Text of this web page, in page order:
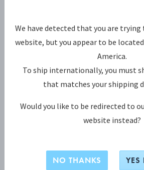
MOONLIGHT GRAPES
We have detected that you are trying
website, but you appear to be
America.
To ship internationally, you must
that matches your shipping
Would you like to be redirected to
website instead?
NO THANKS YES